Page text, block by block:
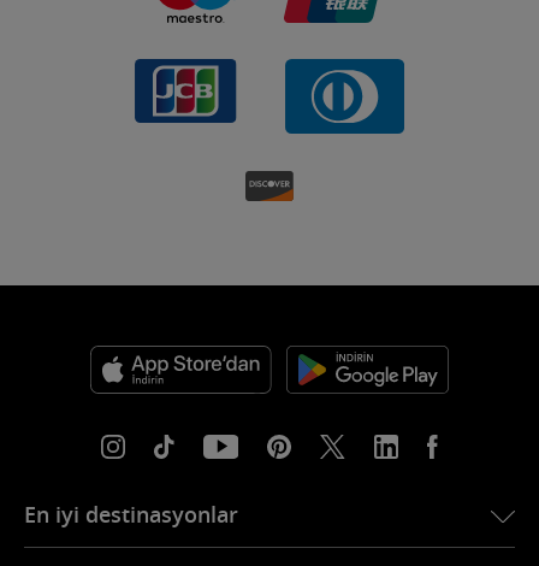
En iyi destinasyonlar